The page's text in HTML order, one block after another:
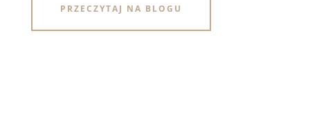
PRZECZYTAJ NA BLOGU